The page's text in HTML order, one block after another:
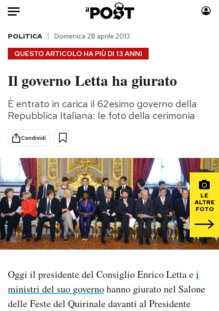
Auto
HOME
Italia
Politica
Internet
Cultura
Economia
Sport
Moda
Consumismi
Europa
Altrecose
Mondiali calcio 2026
PODCAST
NEWSLETTER
I MIEI PREFERITI
QUESTO ARTICOLO HA PIÙ DI 13 ANNI
POLITICA Domenica 28 aprile 2013
Il governo Letta ha giurato
È entrato in carica il 62esimo governo della
Repubblica Italiana: le foto della cerimonia
Condividi
LE
ALTRE
FOTO
Oggi il presidente del Consiglio Enrico Letta ei
ministri del suo governohanno giurato nel Salone
delle Feste del Quirinale davanti al Presidente